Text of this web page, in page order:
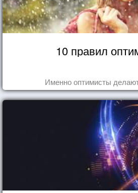
10 правил
Именно оптимисты